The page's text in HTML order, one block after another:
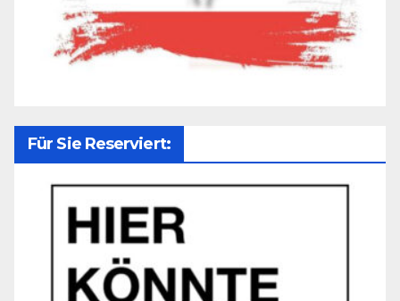
Für Sie Reserviert: